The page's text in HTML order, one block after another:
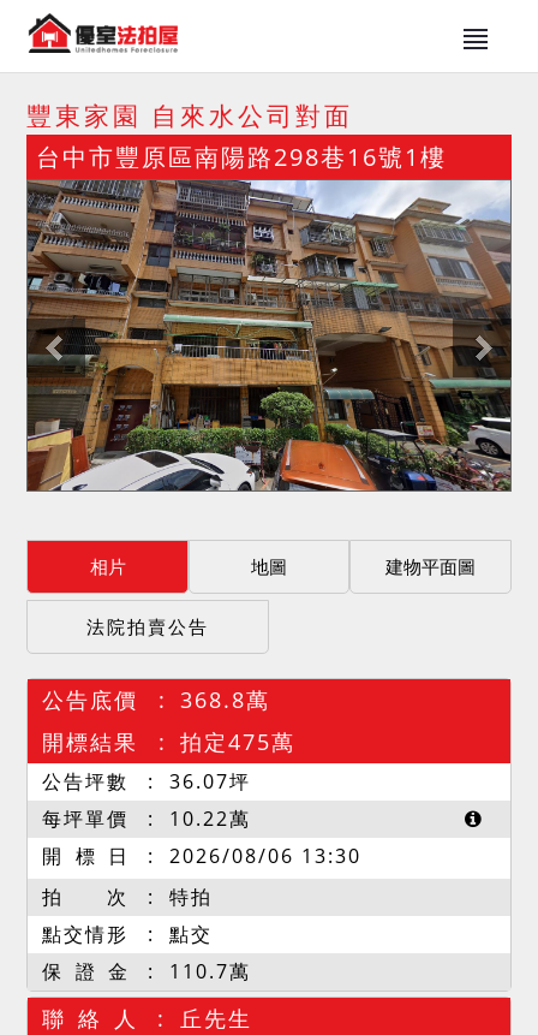
豐東家園 自來水公司對面
台中市豐原區南陽路298巷16號1樓
相片 地圖 建物平面圖
法院拍賣公告
公告底價
368.8萬
開標結果
拍定475萬
公告坪數 36.07坪
每坪單價
10.22萬
開 標 日
2026/08/06 13:30
拍 次
特拍
點交情形
點交
保 證 金
110.7萬
聯 絡 人 丘先生